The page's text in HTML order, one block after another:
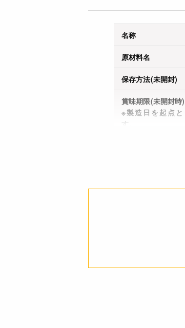
名称
原材料名
保存方法(未開封)
賞味期限(未開封時)
※製造日を起点
す。